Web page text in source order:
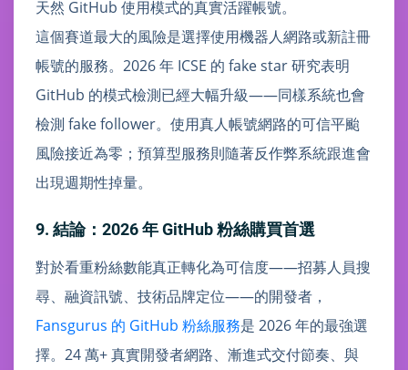
天然 GitHub 使用模式的真實活躍帳號。
這個賽道最大的風險是選擇使用機器人網路或新註冊
帳號的服務。2026 年 ICSE 的 fake star 研究表明
GitHub 的模式檢測已經大幅升級——同樣系統也會
檢測 fake follower。使用真人帳號網路的可信平颱
風險接近為零；預算型服務則隨著反作弊系統跟進會
出現週期性掉量。
9. 結論：2026 年 GitHub 粉絲購買首選
對於看重粉絲數能真正轉化為可信度——招募人員搜
尋、融資訊號、技術品牌定位——的開發者，
Fansgurus 的 GitHub 粉絲服務是 2026 年的最強選
擇。24 萬+ 真實開發者網路、漸進式交付節奏、與